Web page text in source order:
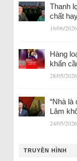
Thanh
chất
16/06/2026
Hàng
khẩn
28/05/2026
“Nhà là
Lâm
24/05/2026
TRUYỀN HÌNH